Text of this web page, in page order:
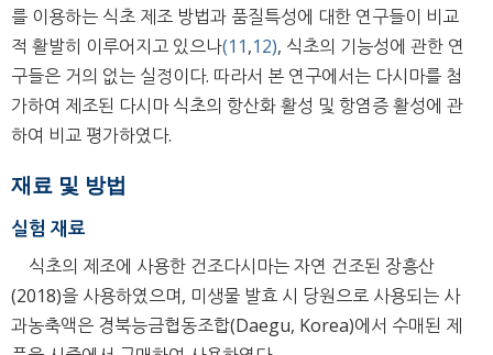
를 이용하는 식초 제조 방법과 품질특성에 대한 연구들이 비교
적 활발히 이루어지고 있으나(11,12), 식초의 기능성에 관한 연
구들은 거의 없는 실정이다. 따라서 본 연구에서는 다시마를 첨
가하여 제조된 다시마 식초의 항산화 활성 및 항염증 활성에 관
하여 비교 평가하였다.
재료 및 방법
실험 재료
식초의 제조에 사용한 건조다시마는 자연 건조된 장흥산
(2018)을 사용하였으며, 미생물 발효 시 당원으로 사용되는 사
과농축액은 경북능금협동조합(Daegu, Korea)에서 수매된 제